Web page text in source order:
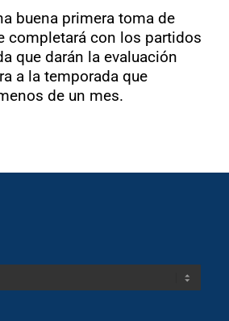
buena primera toma de
completará con los partidos
que darán la evaluación
a la temporada que
de un mes.